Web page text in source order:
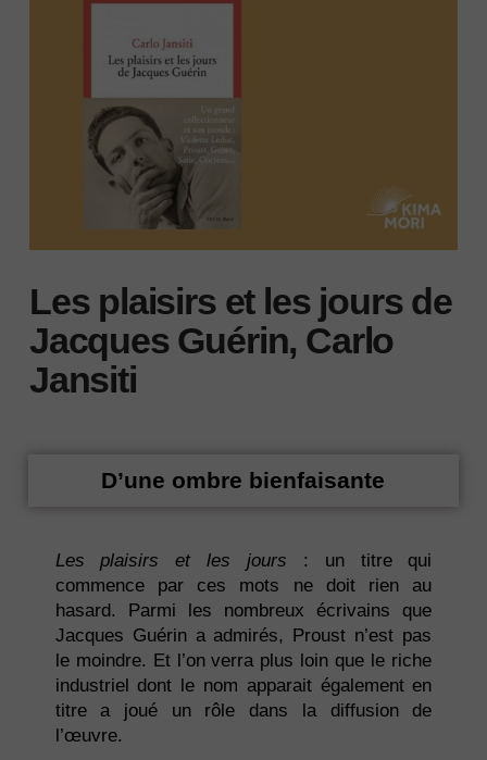
Les plaisirs et les jours de
Jacques Guérin, Carlo
Jansiti
D’une ombre bienfaisante
Les plaisirs et les jours : un titre qui
commence par ces mots ne doit rien au
hasard. Parmi les nombreux écrivains que
Jacques Guérin a admirés, Proust n’est pas
le moindre. Et l’on verra plus loin que le riche
industriel dont le nom apparait également en
titre a joué un rôle dans la diffusion de
l’œuvre.